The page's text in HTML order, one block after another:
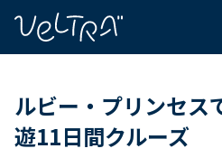
ルビー・プリンセス
遊11日間クルーズ